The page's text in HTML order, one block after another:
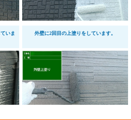
いま
外壁に2回目の上塗りをしています。